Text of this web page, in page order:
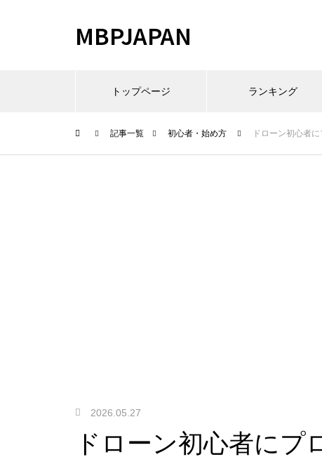
MBPJAPAN
トップページ ランキング
記事一覧 初心者・始め方 ドローン初心者
2026.05.27
ドローン初心者にプ